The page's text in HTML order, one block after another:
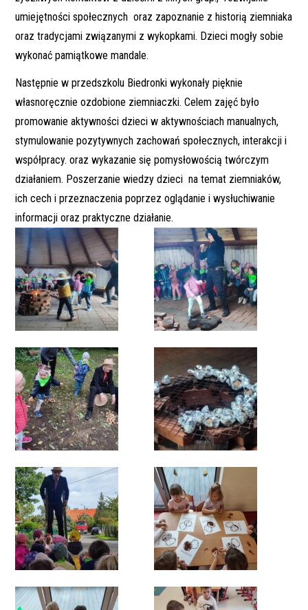
umiejętności społecznych oraz zapoznanie z historią ziemniaka
oraz tradycjami związanymi z wykopkami. Dzieci mogły sobie
wykonać pamiątkowe mandale.
Następnie w przedszkolu Biedronki wykonały pięknie
własnoręcznie ozdobione ziemniaczki.Celem zajęć było
promowanie aktywności dzieci w aktywnościach manualnych,
stymulowanie pozytywnych zachowań społecznych, interakcji i
współpracy. oraz wykazanie się pomysłowością twórczym
działaniem. Poszerzanie wiedzy dzieci na temat ziemniaków,
ich cech i przeznaczenia poprzez oglądanie i wysłuchiwanie
informacji oraz praktyczne działanie.